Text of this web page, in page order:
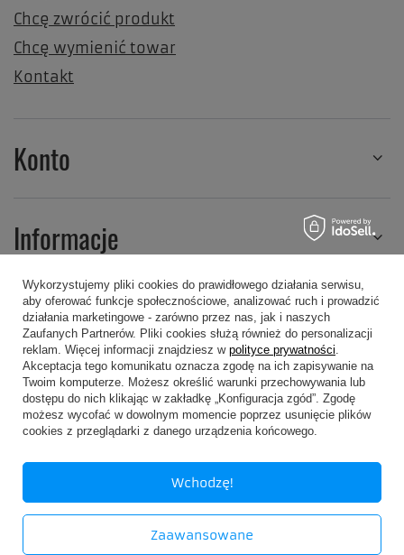
Chcę zwrócić produkt
Chcę wymienić towar
Kontakt
Konto
Informacje
Regulaminy
607 605 505 kropa@kropa.pl
W sklepie prezentujemy ceny brutto (z VAT).
Wykorzystujemy pliki cookies do prawidłowego działania serwisu,
aby oferować funkcje społecznościowe, analizować ruch i prowadzić
działania marketingowe - zarówno przez nas, jak i naszych
Zaufanych Partnerów. Pliki cookies służą również do personalizacji
reklam. Więcej informacji znajdziesz w polityce prywatności.
Akceptacja tego komunikatu oznacza zgodę na ich zapisywanie na
Twoim komputerze. Możesz określić warunki przechowywania lub
dostępu do nich klikając w zakładkę „Konfiguracja zgód”. Zgodę
możesz wycofać w dowolnym momencie poprzez usunięcie plików
cookies z przeglądarki z danego urządzenia końcowego.
Zaawansowane
Wchodzę!